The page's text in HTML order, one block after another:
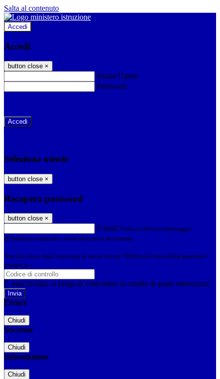
Salta al contenuto
Accedi
Accedi
button close ×
Nome Utente
Password
-
Seleziona utente
button close ×
Recupero password
button close ×
E-mail Verrà inviato un messaggio
all'indirizzo indicato con le istruzioni necessarie.
Non hai una e-mail associata al nome utente? Effettua il reset della password
tramite la
E-mail inviata, si prega di controllare la casella di posta elettronica!
Errore
Chiudi
Successo
Chiudi
Informazione
Chiudi